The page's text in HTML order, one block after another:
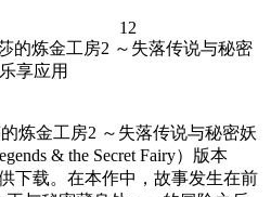
12
炼金工房2 ～失落传说与秘密妖
& the Secret Fairy）版本
下载。在本作中，故事发生在前